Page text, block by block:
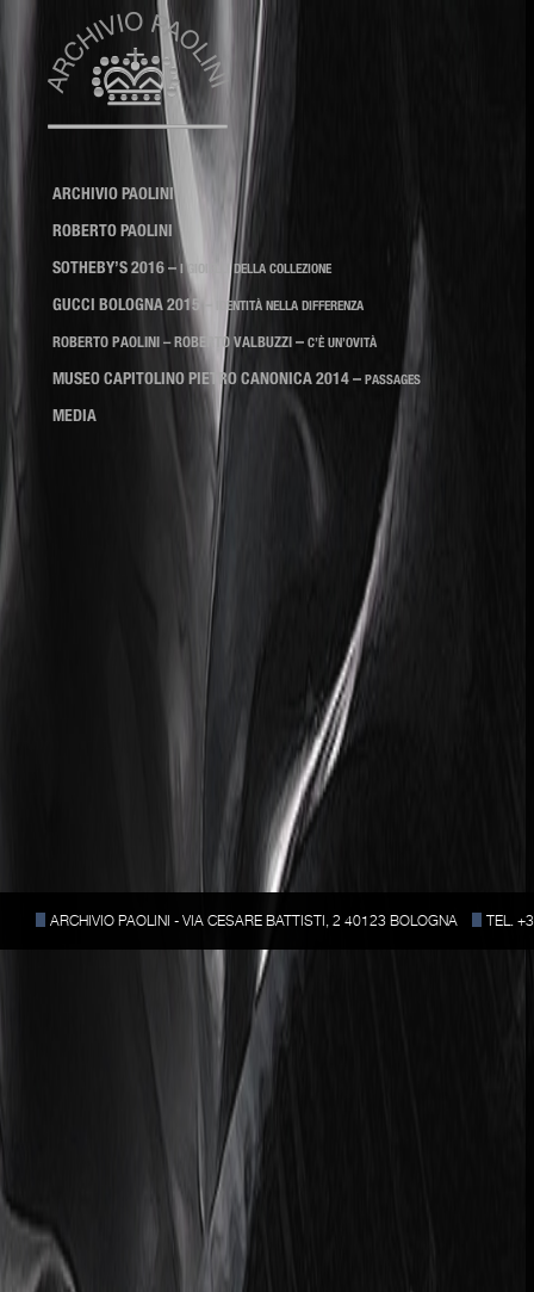
Archivio Paolini
ARCHIVIO PAOLINI
ROBERTO PAOLINI
SOTHEBY’S 2016–I GIOIELLI DELLA COLLEZIONE
GUCCI BOLOGNA 2015 IDENTITÀ NELLA DIFFERENZA
ROBERTO PAOLINI – ROBERTO VALBUZZI – C’È UN’OVITÀ
MUSEO CAPITOLINO PIETRO CANONICA 2014– PASSAGES
MEDIA
ARCHIVIO PAOLINI - VIA CESARE BATTISTI, 2 40123 BOLOGNA TEL.